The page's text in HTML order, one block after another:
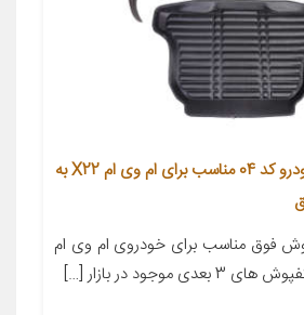
کفپوش سه بعدی خودرو کد 04 مناسب برای ام وی ام X22 به
فوق مناسب برای خودروی ام وی ام